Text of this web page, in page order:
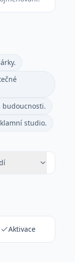
budoucnosti.
studio.
Aktivace